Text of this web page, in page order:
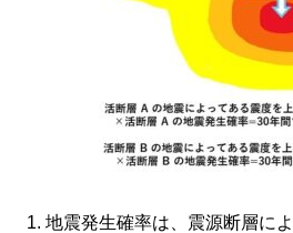
地震発生確率は、震源断層に